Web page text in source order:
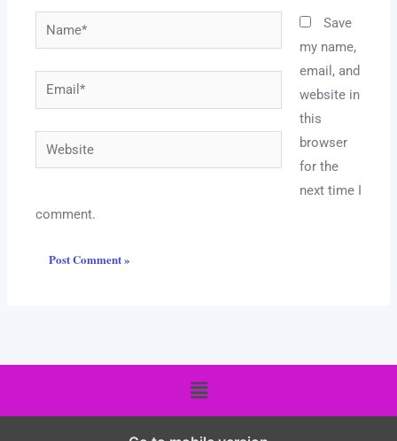
Name*
Email*
Website
Save
my name,
email, and
website in
this
browser
for the
next time I
comment.
Menu